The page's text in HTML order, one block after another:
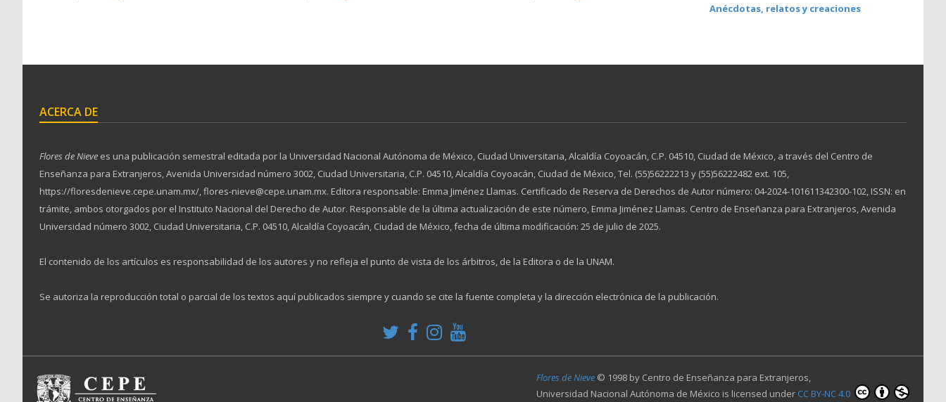
Anécdotas, relatos y creaciones
ACERCA DE
Flores de Nieve es una publicación semestral editada por la Universidad Nacional Autónoma de México, Ciudad Universitaria, Alcaldía Coyoacán, C.P. 04510, Ciudad de México, a través del Centro de
Enseñanza para Extranjeros, Avenida Universidad número 3002, Ciudad Universitaria, C.P. 04510, Alcaldía Coyoacán, Ciudad de México, Tel. (55)56222213 y (55)56222482 ext. 105,
https://floresdenieve.cepe.unam.mx/, flores-nieve@cepe.unam.mx. Editora responsable: Emma Jiménez Llamas. Certificado de Reserva de Derechos de Autor número: 04-2024-101611342300-102, ISSN: en
trámite, ambos otorgados por el Instituto Nacional del Derecho de Autor. Responsable de la última actualización de este número, Emma Jiménez Llamas. Centro de Enseñanza para Extranjeros, Avenida
Universidad número 3002, Ciudad Universitaria, C.P. 04510, Alcaldía Coyoacán, Ciudad de México, fecha de última modificación: 25 de julio de 2025.
El contenido de los artículos es responsabilidad de los autores y no refleja el punto de vista de los árbitros, de la Editora o de la UNAM.
Se autoriza la reproducción total o parcial de los textos aquí publicados siempre y cuando se cite la fuente completa y la dirección electrónica de la publicación.
Flores de Nieve © 1998 by Centro de Enseñanza para Extranjeros,
Universidad Nacional Autónoma de México is licensed under CC BY-NC 4.0